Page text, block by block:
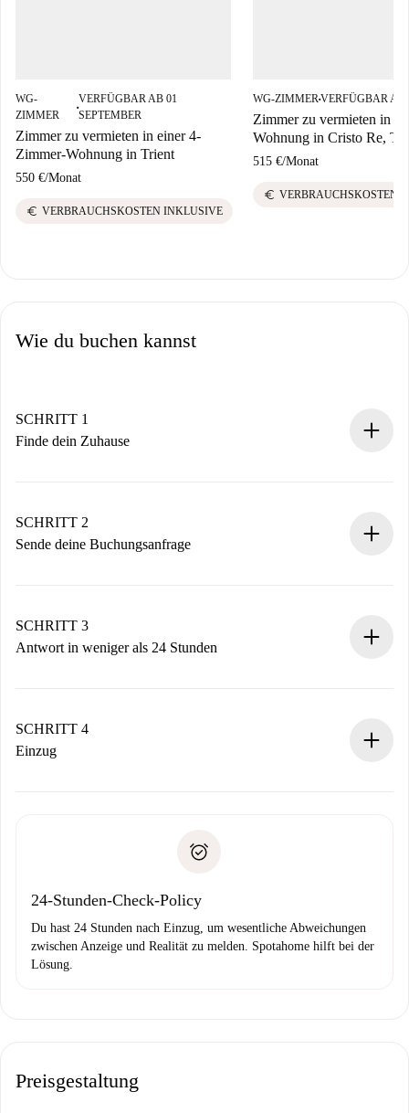
WG-
ZIMMER
■
VERFÜGBAR AB 01
SEPTEMBER
Zimmer zu vermieten in einer 4-
Zimmer-Wohnung in Trient
550 €/Monat
euro VERBRAUCHSKOSTEN INKLUSIVE
WG-ZIMMER■VERFÜGBAR AB
Zimmer zu vermieten in
Wohnung in Cristo Re,
515 €/Monat
euro VERBRAUCHSKOSTEN
Wie du buchen kannst
SCHRITT 1
Finde dein Zuhause
Du erhältst alle notwendigen Informationen im Voraus.
SCHRITT 2
Sende deine Buchungsanfrage
Denk daran, dass wir dich erst belasten, wenn der
Vermieter zustimmt.
SCHRITT 3
Antwort in weniger als 24 Stunden
stellen den Kontakt her.
Wenn der Vermieter ablehnen muss, entstehen keine
SCHRITT 4
Einzug
24-Stunden-Check-Policy
Du hast 24 Stunden nach Einzug, um wesentliche Abweichungen
zwischen Anzeige und Realität zu melden. Spotahome hilft bei der
Lösung.
Preisgestaltung